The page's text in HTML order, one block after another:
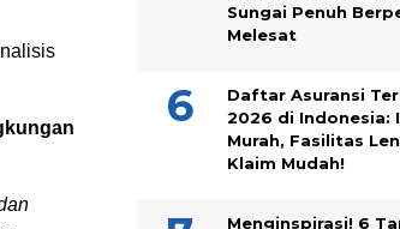
Sungai Penuh
Melesat
Daftar Asuransi
2026 di Indonesia:
Murah, Fasilitas
Klaim Mudah!
Menginspirasi! 6